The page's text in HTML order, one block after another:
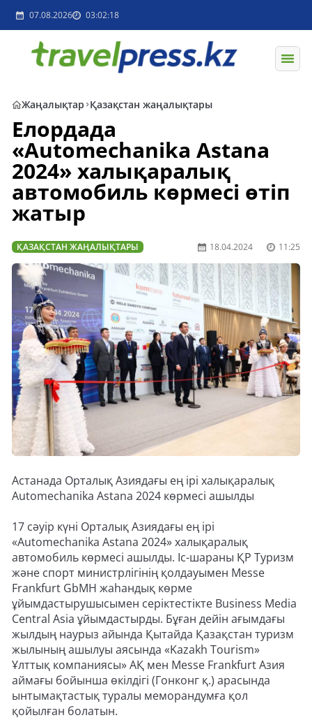
07.08.2026 03:02:18
Жаңалықтар Қазақстан жаңалықтары
Елордада
«Automechanika Astana
2024» халықаралық
автомобиль көрмесі өтіп
жатыр
ҚАЗАҚСТАН ЖАҢАЛЫҚТАРЫ 18.04.2024 11:25
Астанада Орталық Азиядағы ең ірі халықаралық
Automechanika Astana 2024 көрмесі ашылды
17 сәуір күні Орталық Азиядағы ең ірі
«Automechanika Astana 2024» халықаралық
автомобиль көрмесі ашылды. Іс-шараны ҚР Туризм
және спорт министрлігінің қолдауымен Messe
Frankfurt GbMH жаһандық көрме
ұйымдастырушысымен серіктестікте Business Media
Central Asia ұйымдастырды. Бұған дейін ағымдағы
жылдың наурыз айында Қытайда Қазақстан туризм
жылының ашылуы аясында «Kazakh Tourism»
Ұлттық компаниясы» АҚ мен Messe Frankfurt Азия
аймағы бойынша өкілдігі (Гонконг қ.) арасында
ынтымақтастық туралы меморандумға қол
қойылған болатын.